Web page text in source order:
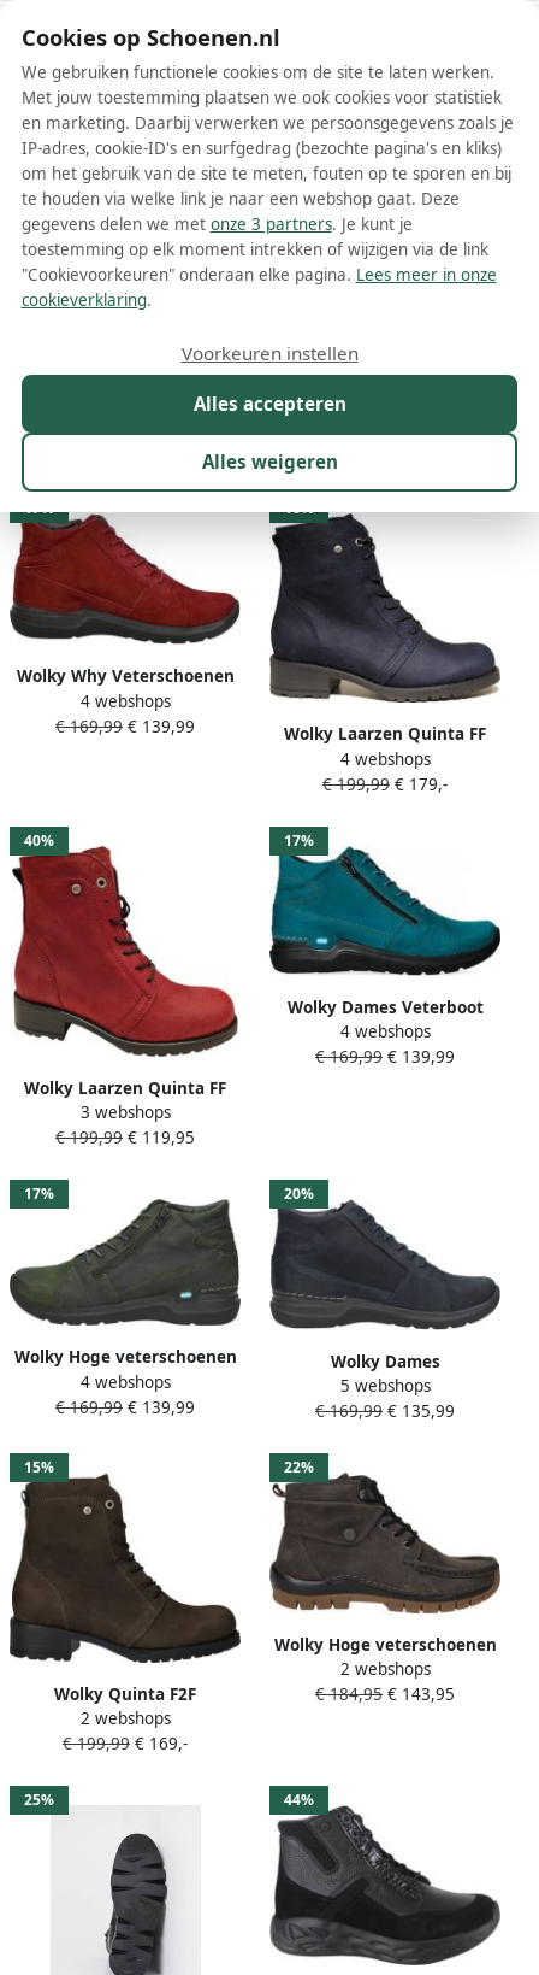
Schoenen.nl
Wis filters Alle filters
Wolky dames veterboots
Meer lezen
Kleur Prijs
56 resultaten:
17%
Wolky Why Veterschoenen
Hoog Rood
4 webshops
€ 169,99 € 139,99
10%
Wolky Laarzen Quinta FF
0247510 000 Dames
Veterschoenen Zwart
4 webshops
€ 199,99 € 179,-
40%
Wolky Laarzen Quinta FF
0247510 530 Dames
Veterschoenen Rood
3 webshops
€ 199,99 € 119,95
17%
Wolky Dames Veterboot
0660611-880 Why Antique
Petrol
4 webshops
€ 169,99 € 139,99
17%
Wolky Hoge veterschoenen
Why pesto groen nubuck
4 webshops
€ 169,99 € 139,99
20%
Wolky Dames
Veterschoenen Boots
0660611 800 Why Antique
5 webshops
€ 169,99 € 135,99
15%
Wolky Quinta F2F
Longbeach Veterboots
Groen
2 webshops
€ 199,99 € 169,-
22%
Wolky Hoge veterschoenen
Jump asfalt nubuck Dames
Veterschoen Grijs
2 webshops
€ 184,95 € 143,95
25% 44%
Cookies op Schoenen.nl
We gebruiken functionele cookies om de site te laten werken.
Met jouw toestemming plaatsen we ook cookies voor statistiek
en marketing. Daarbij verwerken we persoonsgegevens zoals je
IP-adres, cookie-ID's en surfgedrag (bezochte pagina's en kliks)
om het gebruik van de site te meten, fouten op te sporen en bij
te houden via welke link je naar een webshop gaat. Deze
gegevens delen we met onze 3 partners. Je kunt je
toestemming op elk moment intrekken of wijzigen via de link
"Cookievoorkeuren" onderaan elke pagina. Lees meer in onze
cookieverklaring.
Alles accepteren
Alles weigeren
Voorkeuren instellen